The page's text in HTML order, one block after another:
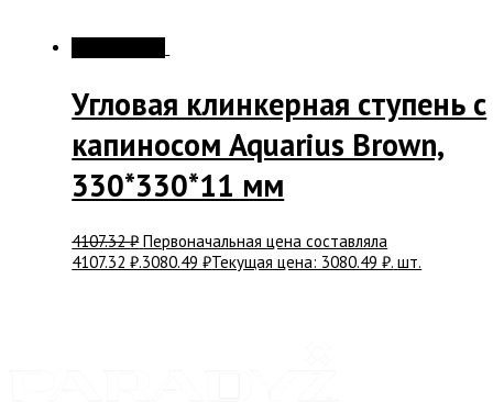
Угловая клинкерная ступень с
капиносом Aquarius Brown,
330*330*11 мм
4107.32₽ Первоначальная цена составляла
4107.32 ₽.3080.49₽Текущая цена: 3080.49 ₽. шт.